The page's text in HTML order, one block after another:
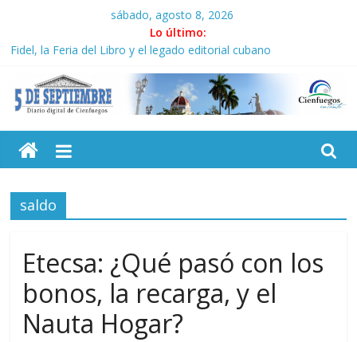
contenido
sábado, agosto 8, 2026
Lo último:
Fidel, la Feria del Libro y el legado editorial cubano
Sudáfrica
Plan vacacional ICAIC, para los niños trabajamos
El pulso de la noche opacado por el alcohol
instalaciones
5
Septiembre
Diario
Cienfuegos,
Cuba
saldo
Etecsa: ¿Qué pasó con los
bonos, la recarga, y el
Nauta Hogar?